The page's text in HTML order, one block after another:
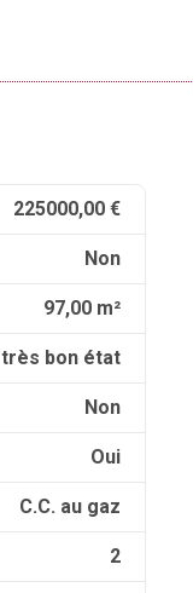
225000,00 €
Non
97,00 m²
très bon état
Non
Oui
C.C. au gaz
2